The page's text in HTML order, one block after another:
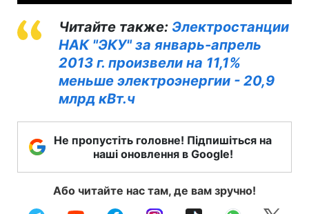
Читайте также: Электростанции
НАК "ЭКУ" за январь-апрель
2013 г. произвели на 11,1%
меньше электроэнергии - 20,9
млрд кВт.ч
Не пропустіть головне! Підпишіться на
наші оновлення в Google!
Або читайте нас там, де вам зручно!